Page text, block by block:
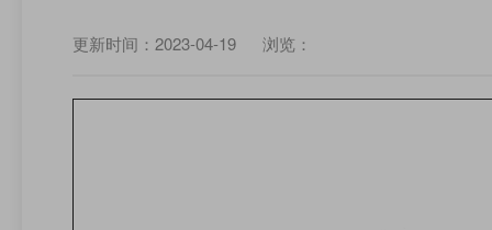
更新时间：2023-04-19 浏览：